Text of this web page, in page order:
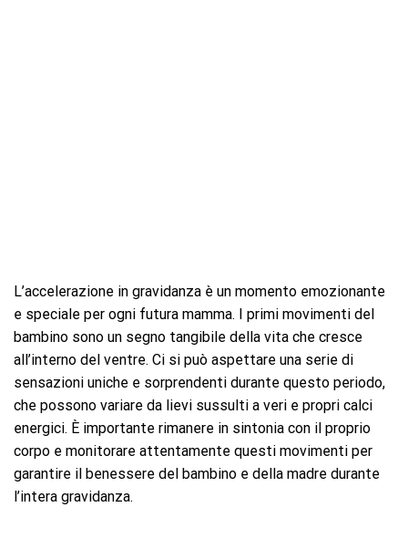
L’accelerazione in gravidanza è un momento emozionante
e speciale per ogni futura mamma. I primi movimenti del
bambino sono un segno tangibile della vita che cresce
all’interno del ventre. Ci si può aspettare una serie di
sensazioni uniche e sorprendenti durante questo periodo,
che possono variare da lievi sussulti a veri e propri calci
energici. È importante rimanere in sintonia con il proprio
corpo e monitorare attentamente questi movimenti per
garantire il benessere del bambino e della madre durante
l’intera gravidanza.